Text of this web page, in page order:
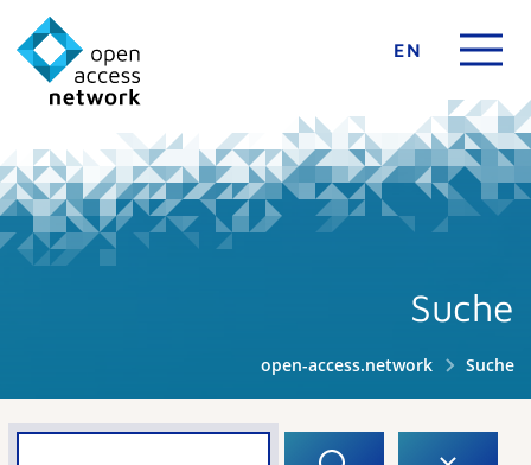
EN
Suche
open-access.network Suche